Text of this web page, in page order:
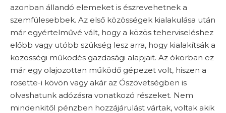
azonban állandó elemeket is észrevehetnek a
szemfülesebbek. Az első közösségek kialakulása után
már egyértelművé vált, hogy a közös teherviseléshez
előbb vagy utóbb szükség lesz arra, hogy kialakítsák a
közösségi működés gazdasági alapjait. Az ókorban ez
már egy olajozottan működő gépezet volt, hiszen a
rosette-i kövön vagy akár az Ószövetségben is
olvashatunk adózásra vonatkozó részeket. Nem
mindenkitől pénzben hozzájárulást vártak, voltak akik